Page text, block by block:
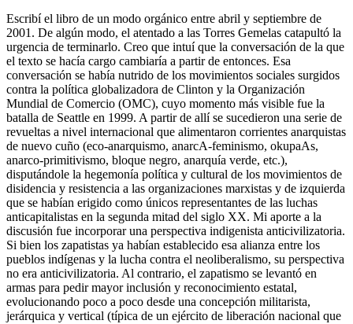
Escribí el libro de un modo orgánico entre abril y septiembre de
2001. De algún modo, el atentado a las Torres Gemelas catapultó la
urgencia de terminarlo. Creo que intuí que la conversación de la que
el texto se hacía cargo cambiaría a partir de entonces. Esa
conversación se había nutrido de los movimientos sociales surgidos
contra la política globalizadora de Clinton y la Organización
Mundial de Comercio (OMC), cuyo momento más visible fue la
batalla de Seattle en 1999. A partir de allí se sucedieron una serie de
revueltas a nivel internacional que alimentaron corrientes anarquistas
de nuevo cuño (eco-anarquismo, anarcA-feminismo, okupaAs,
anarco-primitivismo, bloque negro, anarquía verde, etc.),
disputándole la hegemonía política y cultural de los movimientos de
disidencia y resistencia a las organizaciones marxistas y de izquierda
que se habían erigido como únicos representantes de las luchas
anticapitalistas en la segunda mitad del siglo XX. Mi aporte a la
discusión fue incorporar una perspectiva indigenista anticivilizatoria.
Si bien los zapatistas ya habían establecido esa alianza entre los
pueblos indígenas y la lucha contra el neoliberalismo, su perspectiva
no era anticivilizatoria. Al contrario, el zapatismo se levantó en
armas para pedir mayor inclusión y reconocimiento estatal,
evolucionando poco a poco desde una concepción militarista,
jerárquica y vertical (típica de un ejército de liberación nacional que